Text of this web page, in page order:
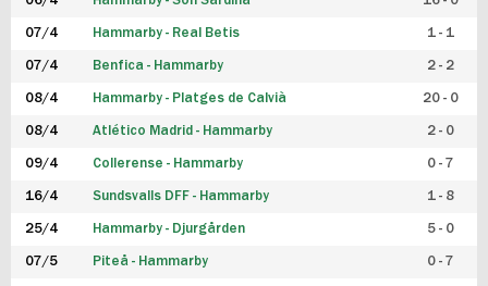
07/4 Hammarby - Real Betis 1 - 1
07/4 Benfica - Hammarby 2 - 2
08/4 Hammarby - Platges de Calvià 20 - 0
08/4 Atlético Madrid - Hammarby 2 - 0
09/4 Collerense - Hammarby 0 - 7
16/4 Sundsvalls DFF - Hammarby 1 - 8
25/4 Hammarby - Djurgården 5 - 0
07/5 Piteå - Hammarby 0 - 7